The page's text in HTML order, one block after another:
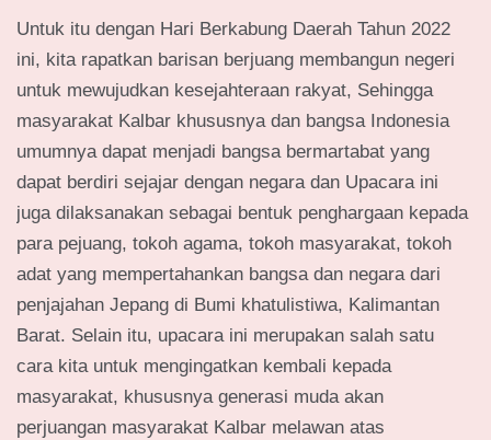
Untuk itu dengan Hari Berkabung Daerah Tahun 2022
ini, kita rapatkan barisan berjuang membangun negeri
untuk mewujudkan kesejahteraan rakyat, Sehingga
masyarakat Kalbar khususnya dan bangsa Indonesia
umumnya dapat menjadi bangsa bermartabat yang
dapat berdiri sejajar dengan negara dan Upacara ini
juga dilaksanakan sebagai bentuk penghargaan kepada
para pejuang, tokoh agama, tokoh masyarakat, tokoh
adat yang mempertahankan bangsa dan negara dari
penjajahan Jepang di Bumi khatulistiwa, Kalimantan
Barat. Selain itu, upacara ini merupakan salah satu
cara kita untuk mengingatkan kembali kepada
masyarakat, khususnya generasi muda akan
perjuangan masyarakat Kalbar melawan atas